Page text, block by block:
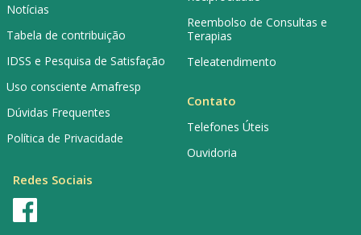
Notícias
Tabela de contribuição
IDSS e Pesquisa de Satisfação
Uso consciente Amafresp
Dúvidas Frequentes
Política de Privacidade
Reembolso de Consultas e
Terapias
Teleatendimento
Contato
Telefones Úteis
Ouvidoria
Redes Sociais